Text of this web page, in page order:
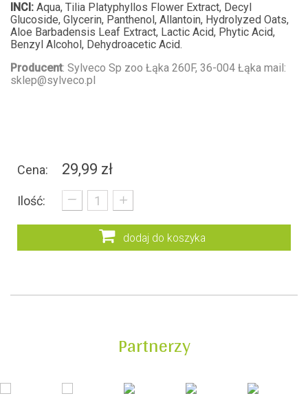
INCI: Aqua, Tilia Platyphyllos Flower Extract, Decyl
Glucoside, Glycerin, Panthenol, Allantoin, Hydrolyzed Oats,
Aloe Barbadensis Leaf Extract, Lactic Acid, Phytic Acid,
Benzyl Alcohol, Dehydroacetic Acid.
Producent: Sylveco Sp zoo Łąka 260F, 36-004 Łąka mail:
sklep@sylveco.pl
Cena: 29,99 zł
Ilość:
_ +
dodaj do koszyka
Partnerzy